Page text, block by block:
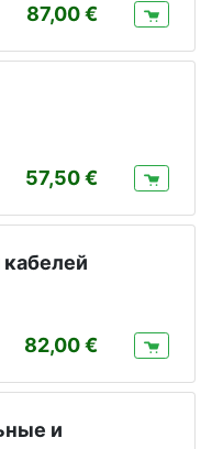
87,00
57,50
82,00
и